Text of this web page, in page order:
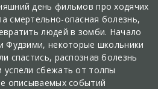
день фильмов про ходячих
смертельно-опасная болезнь,
людей в зомби. Начало
Фудзими, некоторые школьники
спастись, распознав болезнь
сбежать от толпы
описываемых событий